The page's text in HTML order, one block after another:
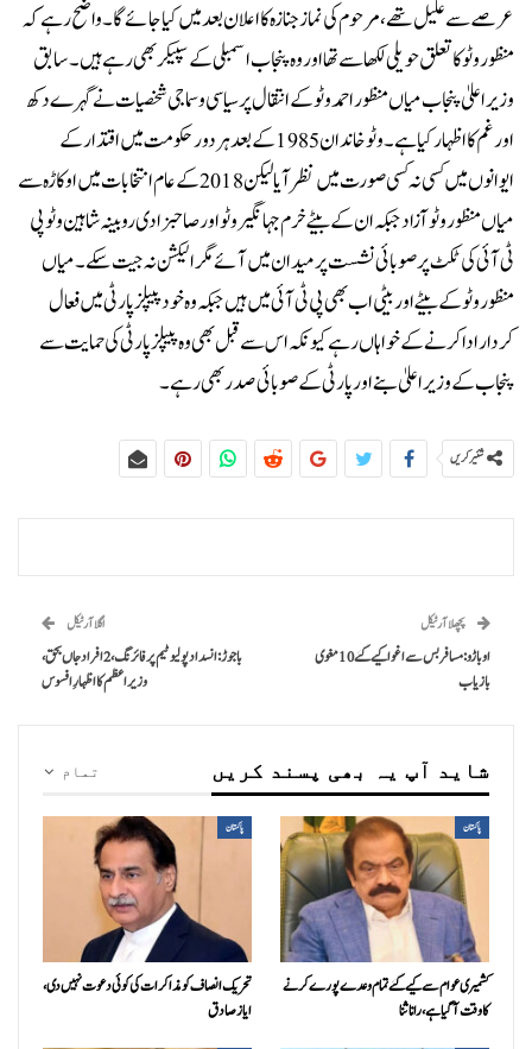
عرصے سے علیل تھے، مرحوم کی نماز جنازہ کا اعلان بعد میں کیا جائے گا۔واضح رہے کہ
منظور وٹو کا تعلق حویلی لکھا سے تھا اور وہ پنجاب اسمبلی کے سپیکر بھی رہے ہیں۔سابق
وزیراعلیٰ پنجاب میاں منظور احمد وٹو کے انتقال پر سیاسی و سماجی شخصیات نے گہرے دکھ
اور غم کا اظہار کیا ہے۔وٹو خاندان 1985کے بعد ہر دور حکومت میں اقتدار کے
ایوانوں میں کسی نہ کسی صورت میں نظر آیا لیکن 2018 کے عام انتخابات میں اوکاڑہ سے
میاں منظور وٹو آزاد جبکہ ان کے بیٹے خرم جہانگیر وٹو اور صاحبزادی روبینہ شاہین وٹو پی
ٹی آئی کی ٹکٹ پر صوبائی نشست پر میدان میں آئے مگر الیکشن نہ جیت سکے۔میاں
منظور وٹو کے بیٹے اور بیٹی اب بھی پی ٹی آئی میں ہیں جبکہ وہ خود پیپلز پارٹی میں فعال
کردار ادا کرنے کے خواہاں رہے کیونکہ اس سے قبل بھی وہ پیپلز پارٹی کی حمایت سے
پنجاب کے وزیر اعلیٰ بنے اور پارٹی کے صوبائی صدر بھی رہے۔
شئیر کریں
پچھلا آرٹیکل
اوباڑو: مسافر بس سے اغوا کیے گئے 10 مغوی
بازیاب
اگلا آرٹیکل
باجوڑ: انسداد پولیو ٹیم پر فائرنگ، 2 افراد جاں بحق،
وزیراعظم کا اظہارِ افسوس
تمام شاید آپ یہ بھی پسند کریں
پاکستان
کشمیری عوام سے کیے گئے تمام وعدے پورے کرنے
کا وقت آ گیا ہے، رانا ثنا
پاکستان
تحریک انصاف کو مذاکرات کی کوئی دعوت نہیں دی،
ایاز صادق